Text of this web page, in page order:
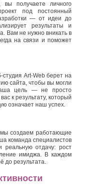
вы получаете личного
под постоянный
— от идеи до
результаты и
Вам не нужно вникать в
на связи и поможет
Art-Web берет на
сайта, чтобы вы могли
цель — не просто
к результату, который
означает наш успех.
создаем работающие
команда специалистов
отдачу: рост
имиджа. В каждом
до результата.